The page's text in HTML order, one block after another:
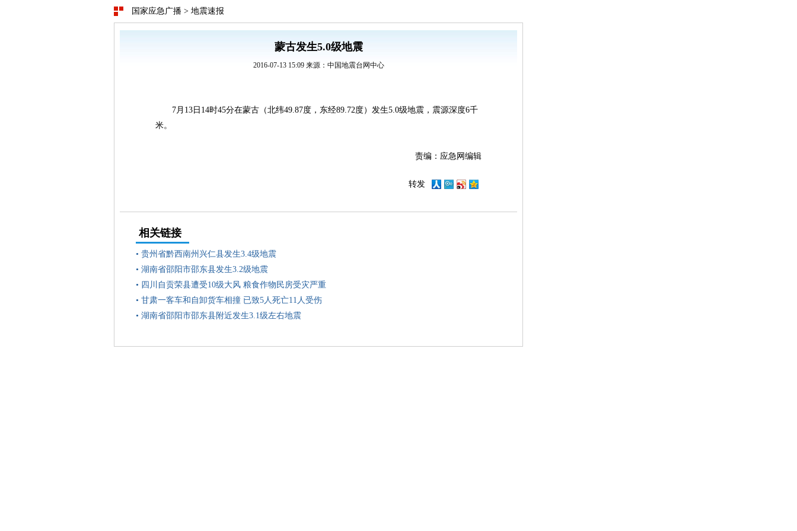
国家应急广播 > 地震速报
蒙古发生5.0级地震
2016-07-13 15:09 来源：中国地震台网中心
7月13日14时45分在蒙古（北纬49.87度，东经89.72度）发生5.0级地震，震源深度6千
米。
责编：应急网编辑
转发
相关链接
• 贵州省黔西南州兴仁县发生3.4级地震
• 湖南省邵阳市邵东县发生3.2级地震
• 四川自贡荣县遭受10级大风 粮食作物民房受灾严重
• 甘肃一客车和自卸货车相撞 已致5人死亡11人受伤
• 湖南省邵阳市邵东县附近发生3.1级左右地震